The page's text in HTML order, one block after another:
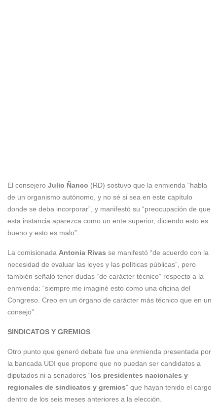
El consejero Julio Ñanco (RD) sostuvo que la enmienda “habla
de un organismo autónomo, y no sé si sea en este capítulo
donde se deba incorporar”, y manifestó su “preocupación de que
esta instancia aparezca como un ente superior, diciendo esto es
bueno y esto es malo”.
La comisionada Antonia Rivas se manifestó “de acuerdo con la
necesidad de evaluar las leyes y las políticas públicas”, pero
también señaló tener dudas “de carácter técnico” respecto a la
enmienda: “siempre me imaginé esto como una oficina del
Congreso. Creo en un órgano de carácter más técnico que en un
consejo”.
SINDICATOS Y GREMIOS
Otro punto que generó debate fue una enmienda presentada por
la bancada UDI que propone que no puedan ser candidatos a
diputados ni a senadores “los presidentes nacionales y
regionales de sindicatos y gremios” que hayan tenido el cargo
dentro de los seis meses anteriores a la elección.